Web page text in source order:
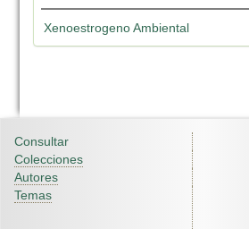
Xenoestrogeno Ambiental
Consultar
Colecciones
Autores
Temas